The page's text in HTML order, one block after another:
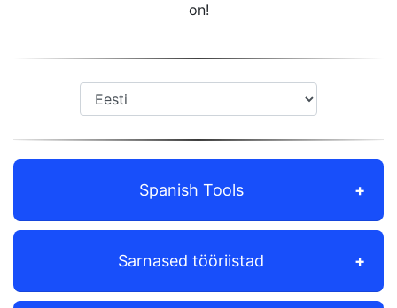
on!
Spanish Tools
Sarnased tööriistad